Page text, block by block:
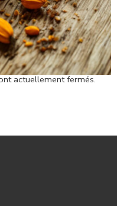
actuellement fermés.